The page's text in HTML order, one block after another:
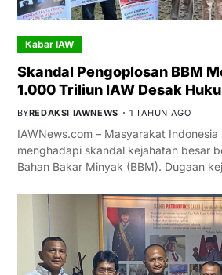
Kabar IAW
Skandal Pengoplosan BBM
1.000 Triliun IAW Desak
BYREDAKSI IAWNEWS 1 TAHUN AGO
IAWNews.com – Masyarakat
menghadapi skandal kejahatan besar
Bahan Bakar Minyak (BBM). Dugaan